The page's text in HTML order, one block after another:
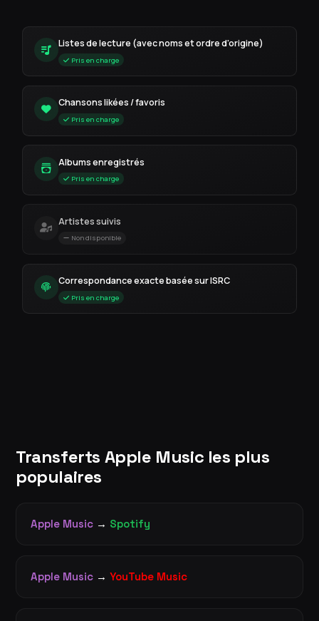
Listes de lecture (avec noms et ordre d'origine)
Pris en charge
Chansons likées / favoris
Pris en charge
Albums enregistrés
Pris en charge
Artistes suivis
Non disponible
Correspondance exacte basée sur ISRC
Pris en charge
Transferts Apple Music les plus
populaires
Apple Music → Spotify
Apple Music → YouTube Music